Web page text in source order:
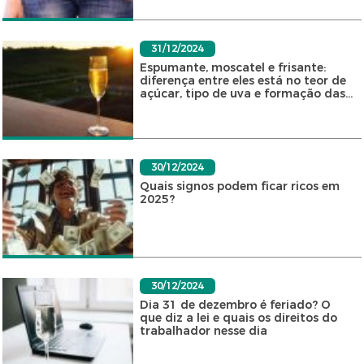
31/12/2024
Espumante, moscatel e frisante:
diferença entre eles está no teor de
açúcar, tipo de uva e formação das...
30/12/2024
Quais signos podem ficar ricos em
2025?
30/12/2024
Dia 31 de dezembro é feriado? O
que diz a lei e quais os direitos do
trabalhador nesse dia